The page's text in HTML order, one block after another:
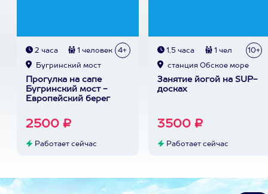
2 часа 1 человек 4+
Бугринский мост
Прогулка на сапе
Бугринский мост -
Европейский берег
2500 ₽
Работает сейчас
1,5 часа 1 чел 10+
станция Обское море
Занятие йогой на SUP-
досках
3500 ₽
Работает сейчас